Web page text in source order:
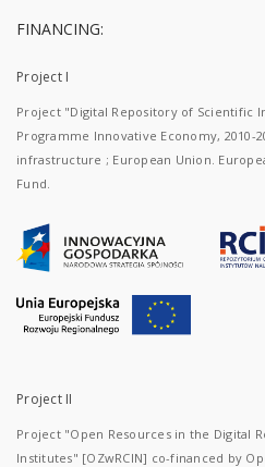
FINANCING:
Project I
Project "Digital Repository of Scientific
Programme Innovative Economy, 2010-
infrastructure ; European Union.
Fund.
Project II
Project "Open Resources in the Digital
Institutes" [OZwRCIN] co-financed by